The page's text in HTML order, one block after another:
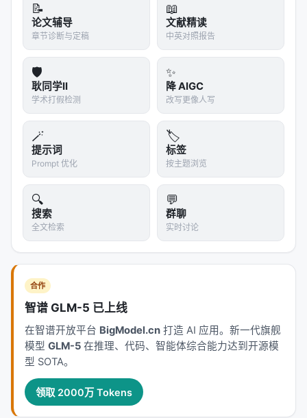
核心能力：
统一发布接口 → 平台适配层 → Playwright/官方
API
一次配置文案、图片、视频、标签、发布时间
系统自动按规则适配各平台规范
2.3 Engage：自动互动运营
浏览器插件
监控品牌相关讨论，识别高转化信号
自动捕捉"求链接""怎么买"等意向评论
即时回复，提高互动和销售
评论挖掘，检测高转化信号
内容日历
可视化排期，拖拽调整
循环任务（"每周三固定发布干货"）
跨平台统一管理
2.4 Monetize：去中心化变现市场
三种结算模式 ：
📝
论文辅导
章节诊断与定稿
📖
文献精读
中英对照报告
🛡️
耿同学II
学术打假检测
✨
降 AIGC
改写更像人写
🪄
提示词
Prompt 优化
🏷️
标签
按主题浏览
🔍
搜索
全文检索
💬
群聊
实时讨论
合作
智谱 GLM-5 已上线
在智谱开放平台 BigModel.cn 打造 AI 应用。新一代旗舰
模型 GLM-5 在推理、代码、智能体综合能力达到开源模
型 SOTA。
领取 2000万 Tokens